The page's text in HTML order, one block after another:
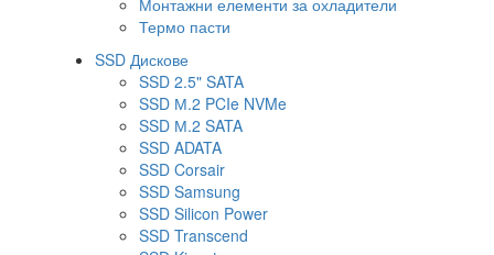
Монтажни елементи за охладители
Термо пасти
SSD Дискове
SSD 2.5" SATA
SSD М.2 PCIe NVMe
SSD М.2 SATA
SSD ADATA
SSD Corsair
SSD Samsung
SSD Silicon Power
SSD Transcend